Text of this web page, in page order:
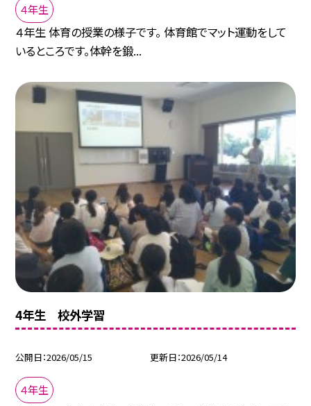
４年生
４年生 体育の授業の様子です。 体育館でマット運動をして
いるところです。体幹を鍛...
4年生 校外学習
公開日 2026/05/15 更新日 2026/05/14
４年生